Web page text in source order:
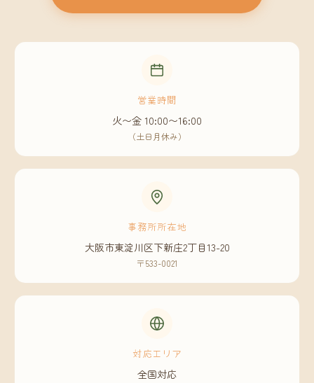
営業時間
火〜金 10:00〜16:00
（土日月休み）
事務所所在地
大阪市東淀川区下新庄2丁目13-20
〒533-0021
対応エリア
全国対応